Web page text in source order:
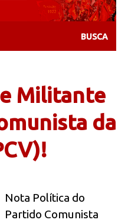
Militante
da
Nota Política do
Partido Comunista